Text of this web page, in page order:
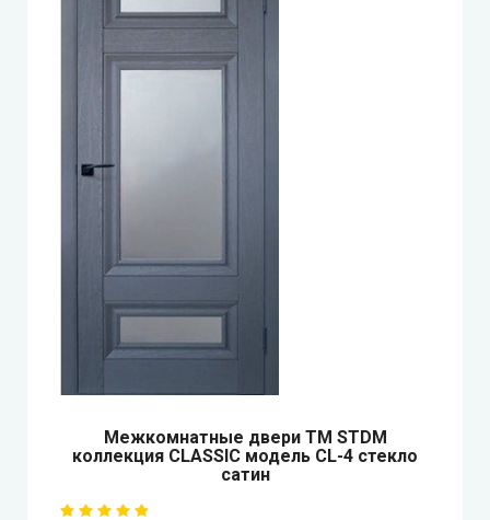
Leador Express (Леадор Экспресс)
Estet Doors (Эстет Дорс)
Стильные Двери
Двери скрытого монтажа
Межкомнатные двери ТМ STDM
коллекция CLASSIC модель СL-4 стекло
сатин